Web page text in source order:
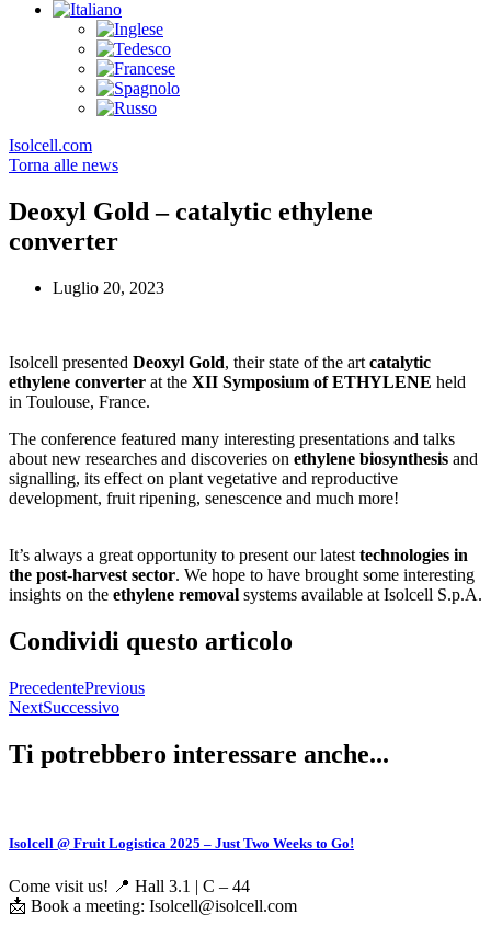
Isolcell.com
Torna alle news
Deoxyl Gold – catalytic ethylene
converter
Luglio 20, 2023
Isolcell presented Deoxyl Gold, their state of the art catalytic
ethylene converter at the XII Symposium of ETHYLENE held
in Toulouse, France.
The conference featured many interesting presentations and talks
about new researches and discoveries on ethylene biosynthesis and
signalling, its effect on plant vegetative and reproductive
development, fruit ripening, senescence and much more!
It’s always a great opportunity to present our latest technologies in
the post-harvest sector. We hope to have brought some interesting
insights on the ethylene removal systems available at Isolcell S.p.A.
Condividi questo articolo
PrecedentePrevious
NextSuccessivo
Ti potrebbero interessare anche...
Isolcell @ Fruit Logistica 2025 – Just Two Weeks to Go!
Come visit us! 📍 Hall 3.1 | C – 44
📩 Book a meeting: Isolcell@isolcell.com